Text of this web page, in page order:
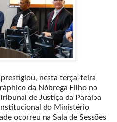
nesta terça-feira
da Nóbrega Filho no
de Justiça da Paraíba
do Ministério
ocorreu na Sala de Sessões